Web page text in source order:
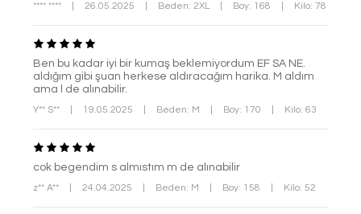
**** **** 26.05.2025 Beden: 2XL Boy: 168 Kilo: 78
Ben bu kadar iyi bir kumaş beklemiyordum EF SA NE.
aldığım gibi şuan herkese aldıracağım harika. M aldım
ama l de alınabilir.
Y** S** 19.05.2025 Beden: M Boy: 170 Kilo: 63
cok begendim s almıstım m de alınabilir
z** A** 24.04.2025 Beden: M Boy: 158 Kilo: 52